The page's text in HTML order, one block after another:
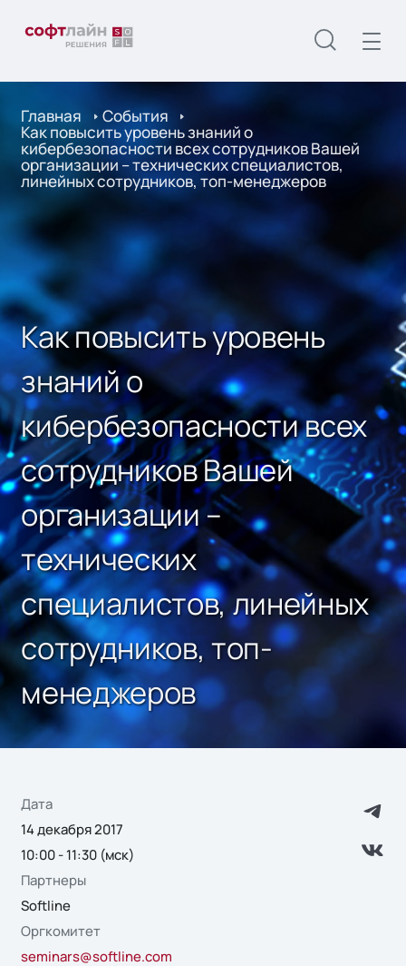
Главная События
Как повысить уровень знаний о
кибербезопасности всех сотрудников Вашей
организации – технических специалистов,
линейных сотрудников, топ-менеджеров
Как повысить уровень
знаний о
кибербезопасности всех
сотрудников Вашей
организации –
технических
специалистов, линейных
сотрудников, топ-
менеджеров
Дата
14 декабря 2017
10:00 - 11:30 (мск)
Партнеры
Softline
Оргкомитет
seminars@softline.com